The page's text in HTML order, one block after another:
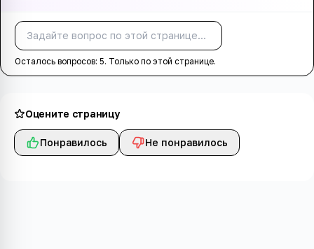
Осталось вопросов: 5. Только по этой странице.
Оцените страницу
Понравилось Не понравилось